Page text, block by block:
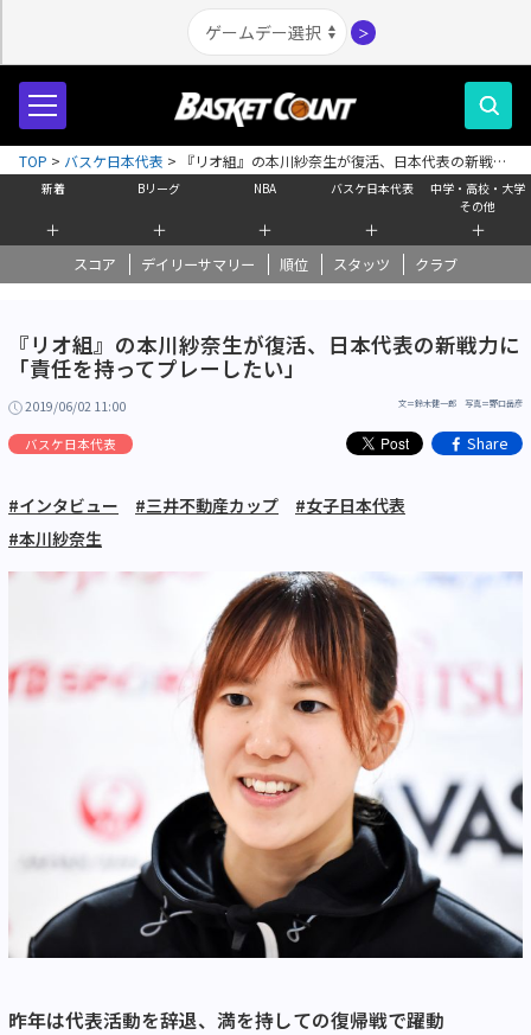
＞
新着
＋
Bリーグ
＋
NBA
＋
バスケ日本代表
＋
中学・高校・大学
その他
＋
スコア デイリーサマリー 順位 スタッツ クラブ
TOP > バスケ日本代表 >
『リオ組』の本川紗奈生が復活、日本代表の新戦力
に「責任を持ってプレーしたい」
『リオ組』の本川紗奈生が復活、日本代表の新戦力に
「責任を持ってプレーしたい」
2019/06/02 11:00 文＝鈴木健一郎 写真＝野口岳彦
バスケ日本代表 Share
#インタビュー #三井不動産カップ
#女子日本代表
#本川紗奈生
昨年は代表活動を辞退、満を持しての復帰戦で躍動